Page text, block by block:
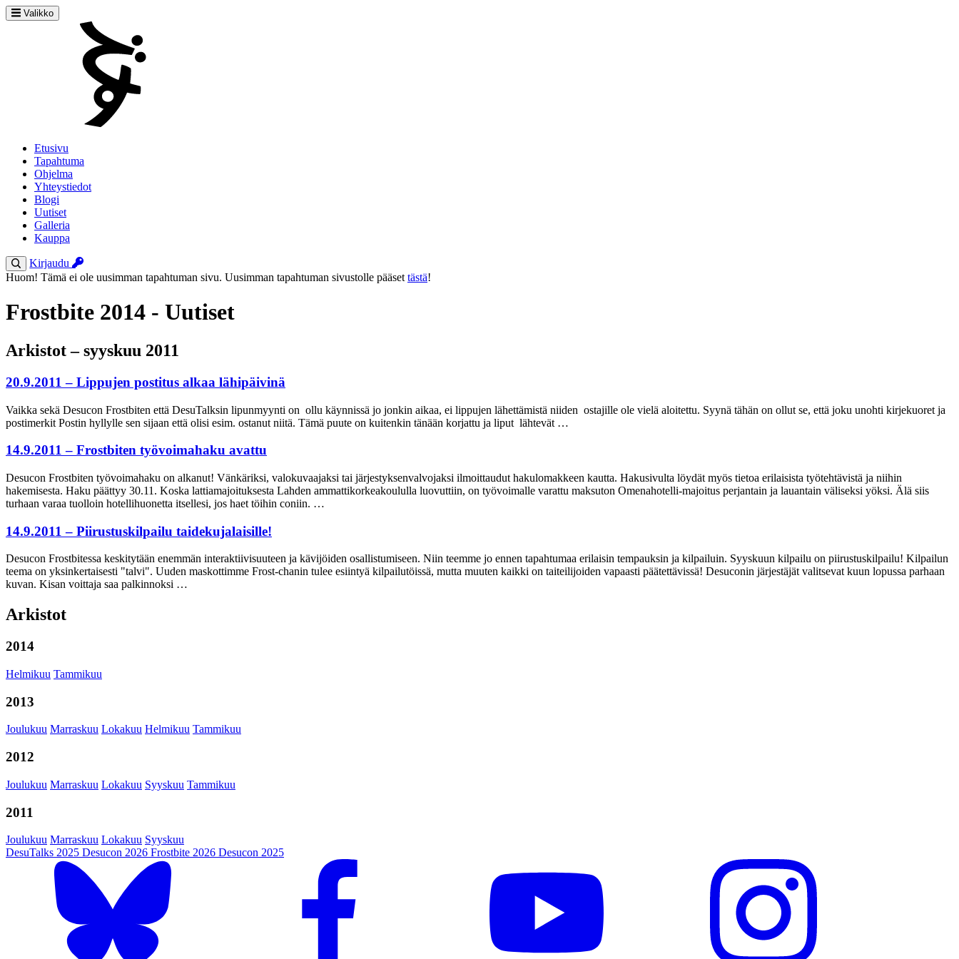
Valikko
Etusivu
Tapahtuma
Ohjelma
Yhteystiedot
Blogi
Uutiset
Galleria
Kauppa
Kirjaudu
Huom! Tämä ei ole uusimman tapahtuman sivu. Uusimman tapahtuman sivustolle pääset tästä!
Frostbite 2014 - Uutiset
Arkistot – syyskuu 2011
20.9.2011 – Lippujen postitus alkaa lähipäivinä
Vaikka sekä Desucon Frostbiten että DesuTalksin lipunmyynti on ollu käynnissä jo jonkin aikaa, ei lippujen lähettämistä niiden ostajille ole vielä aloitettu. Syynä tähän on ollut se, että joku unohti kirjekuoret ja
postimerkit Postin hyllylle sen sijaan että olisi esim. ostanut niitä. Tämä puute on kuitenkin tänään korjattu ja liput lähtevät …
14.9.2011 – Frostbiten työvoimahaku avattu
Desucon Frostbiten työvoimahaku on alkanut! Vänkäriksi, valokuvaajaksi tai järjestyksenvalvojaksi ilmoittaudut hakulomakkeen kautta. Hakusivulta löydät myös tietoa erilaisista työtehtävistä ja niihin
hakemisesta. Haku päättyy 30.11. Koska lattiamajoituksesta Lahden ammattikorkeakoululla luovuttiin, on työvoimalle varattu maksuton Omenahotelli-majoitus perjantain ja lauantain väliseksi yöksi. Älä siis
turhaan varaa tuolloin hotellihuonetta itsellesi, jos haet töihin coniin. …
14.9.2011 – Piirustuskilpailu taidekujalaisille!
Desucon Frostbitessa keskitytään enemmän interaktiivisuuteen ja kävijöiden osallistumiseen. Niin teemme jo ennen tapahtumaa erilaisin tempauksin ja kilpailuin. Syyskuun kilpailu on piirustuskilpailu! Kilpailun
teema on yksinkertaisesti "talvi". Uuden maskottimme Frost-chanin tulee esiintyä kilpailutöissä, mutta muuten kaikki on taiteilijoiden vapaasti päätettävissä! Desuconin järjestäjät valitsevat kuun lopussa parhaan
kuvan. Kisan voittaja saa palkinnoksi …
Arkistot
2014
Helmikuu Tammikuu
2013
Joulukuu Marraskuu Lokakuu Helmikuu Tammikuu
2012
Joulukuu Marraskuu Lokakuu Syyskuu Tammikuu
2011
Joulukuu Marraskuu Lokakuu Syyskuu
DesuTalks 2025 Desucon 2026 Frostbite 2026 Desucon 2025